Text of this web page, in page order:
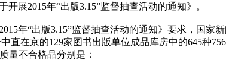
展2015年“出版3.15”监督抽查活动的通知》。
年“出版3.15”监督抽查活动的通知》要求，国家
直在京的129家图书出版单位成品库房中的645种
量不合格品分别是：